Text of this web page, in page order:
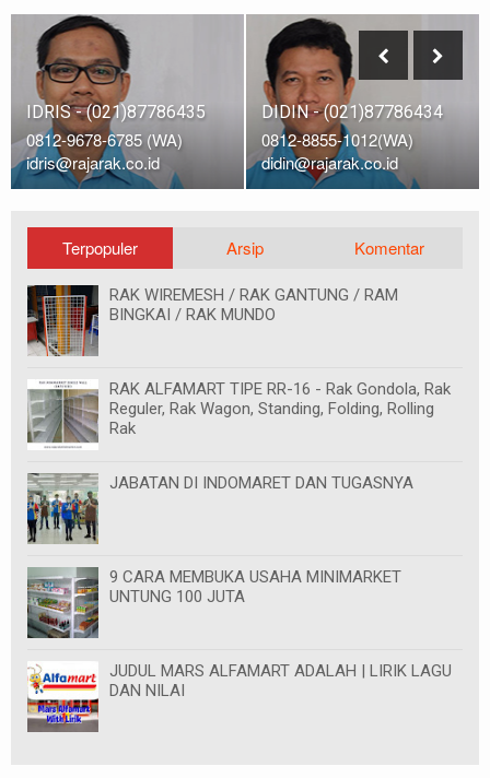
IDRIS - (021)87786435
0812-9678-6785 (WA)
idris@rajarak.co.id
DIDIN - (021)87786434
0812-8855-1012(WA)
didin@rajarak.co.id
Terpopuler Arsip Komentar
RAK WIREMESH / RAK GANTUNG / RAM
BINGKAI / RAK MUNDO
RAK ALFAMART TIPE RR-16 - Rak Gondola, Rak
Reguler, Rak Wagon, Standing, Folding, Rolling
Rak
JABATAN DI INDOMARET DAN TUGASNYA
9 CARA MEMBUKA USAHA MINIMARKET
UNTUNG 100 JUTA
JUDUL MARS ALFAMART ADALAH | LIRIK LAGU
DAN NILAI